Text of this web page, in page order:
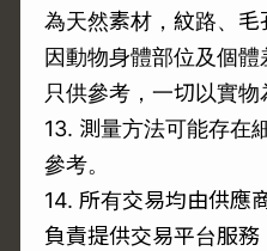
為天然素材，紋路、
因動物身體部位及個
只供參考，一切以實物
13. 測量方法可能存在
參考。
14. 所有交易均由供應
負責提供交易平台服